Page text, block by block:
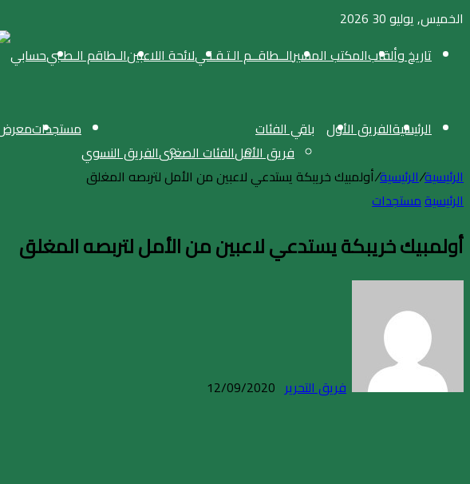
الخميس, يوليو 30 2026
تاريخ وألقابالمكتب المسيرالــطاقــم الـتـقـنـيلائحة اللاعبينالـطاقم الـطـبيحسابي
الرئيسيةالفريق الأول باقي الفئات
فريق الأملالفئات الصغرىالفريق النسوي
مستجدات
الرئيسية/الرئيسية/أولمبيك خريبكة يستدعي لاعبين من الأمل لتربصه المغلق
الرئيسيةمستجدات
أولمبيك خريبكة يستدعي لاعبين من الأمل لتربصه المغلق
فريق التحرير 12/09/2020